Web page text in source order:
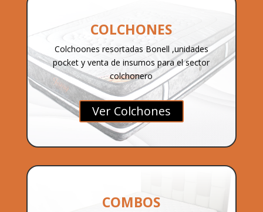
COLCHONES
Colchoones resortadas Bonell ,unidades
pocket y venta de insumos para el sector
colchonero
Ver Colchones
COMBOS